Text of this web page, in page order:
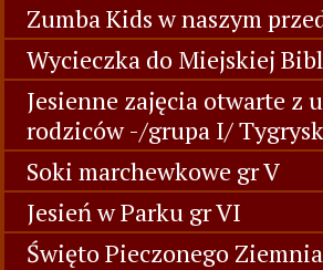
Zumba Kids w naszym
Wycieczka do Miejskiej
Jesienne zajęcia otwarte z
rodziców -/grupa I/
Soki marchewkowe gr V
Jesień w Parku gr VI
Święto Pieczonego